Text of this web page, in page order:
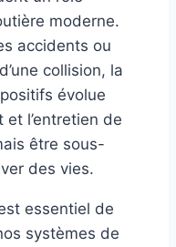
moderne.
accidents ou
collision, la
évolue
l’entretien de
être sous-
des vies.
essentiel de
systèmes de